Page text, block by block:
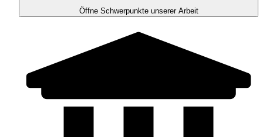
Öffne Schwerpunkte unserer Arbeit